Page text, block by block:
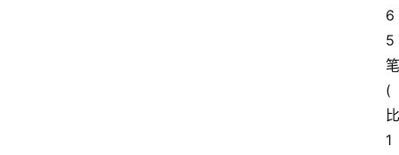
6
5
笔
(
比
1